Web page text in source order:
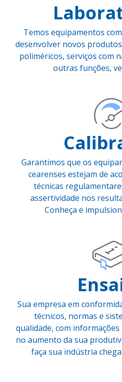
Temos equipamentos
desenvolver novos
poliméricos, serviços com
outras funções,
Garantimos que os
cearenses estejam de
técnicas
assertividade nos
Conheça e
Sua empresa em
técnicos, normas e
qualidade, com
no aumento da sua
faça sua indústria